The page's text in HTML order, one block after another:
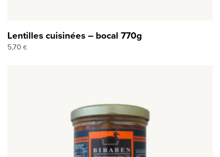
Lentilles cuisinées – bocal 770g
5,70 €